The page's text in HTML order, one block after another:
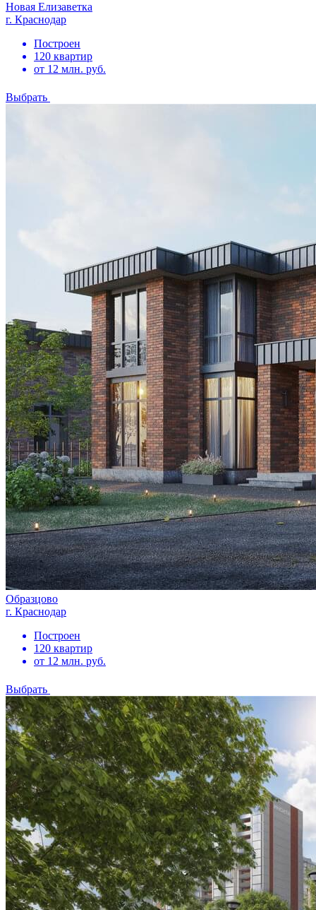
Новая Елизаветка
г. Краснодар
Построен
120 квартир
от 12 млн. руб.
Выбрать
Образцово
г. Краснодар
Построен
120 квартир
от 12 млн. руб.
Выбрать